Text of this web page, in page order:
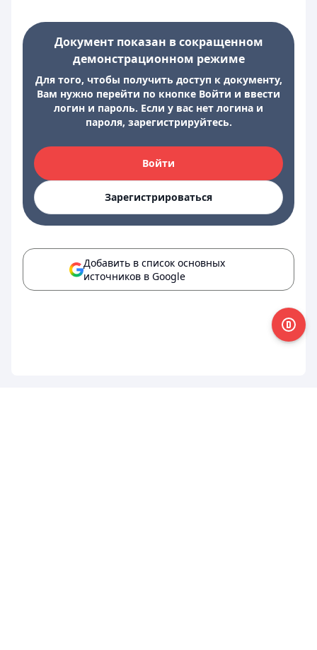
Документ показан в сокращенном
демонстрационном режиме
Для того, чтобы получить доступ к документу,
Вам нужно перейти по кнопке Войти и ввести
логин и пароль. Если у вас нет логина и
пароля, зарегистрируйтесь.
Войти
Зарегистрироваться
Добавить в список основных
источников в Google